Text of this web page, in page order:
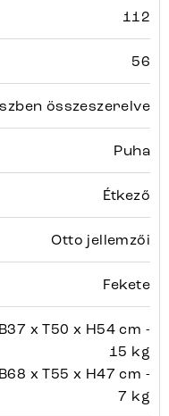
112
56
összeszerelve
Puha
Étkező
Otto jellemzői
Fekete
x T50 x H54 cm -
15 kg
x T55 x H47 cm -
7 kg